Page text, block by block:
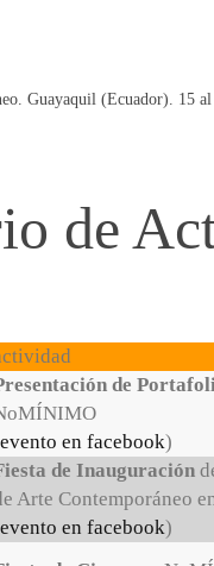
Guayaquil (Ecuador). 15
de
de
evento en facebook)
de Inauguración
Arte Contemporáneo
evento en facebook)